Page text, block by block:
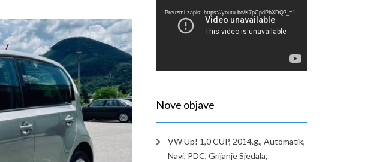
Preuzmi zapis: https://youtu.be/K7pCpdPbXDQ?_=1
Nove objave
VW Up! 1,0 CUP, 2014.g., Automatik,
Navi, PDC, Grijanje Sjedala,